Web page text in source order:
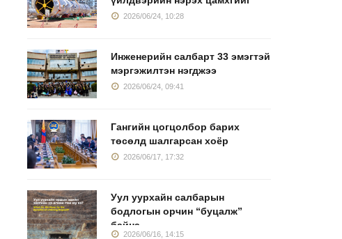
"Онтрэ Ресурс"-ын
Гүйцэтгэх
"Эрдэнэс
Тавантолгой"-н
2026/06/24, 10:28
Инженерийн салбарт 33 эмэгтэй
мэргэжилтэн нэгджээ
2026/06/24, 09:41
Гангийн цогцолбор барих
төсөлд шалгарсан хоёр
2026/06/17, 17:32
Уул уурхайн салбарын
бодлогын орчин “буцалж”
байна
2026/06/16, 14:15